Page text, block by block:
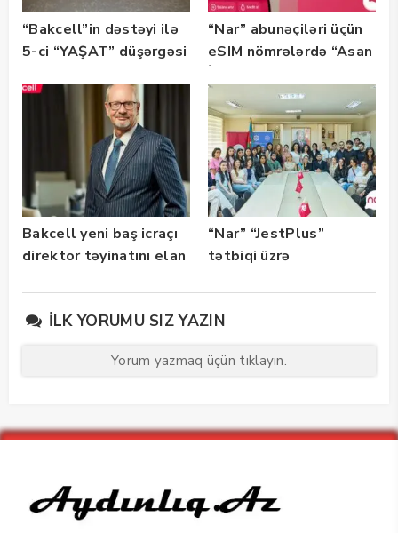
“Bakcell”in dəstəyi ilə
5-ci “YAŞAT” düşərgəsi
“Nar” abunəçiləri üçün
eSIM nömrələrdə “Asan
istifadəyə verildi
Bakcell yeni baş icraçı
direktor təyinatını elan
“Nar” “JestPlus”
tətbiqi üzrə
İLK YORUMU SIZ YAZIN
Yorum yazmaq üçün tıklayın.